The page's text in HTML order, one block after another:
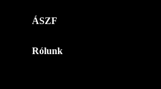
ÁSZF
Rólunk